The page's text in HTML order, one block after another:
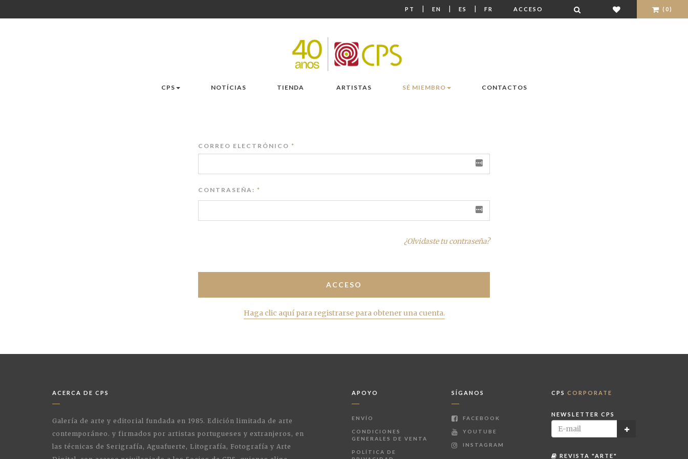
PT | EN | ES | FR ACCESO (0)
CPS NOTÍCIAS TIENDA ARTISTAS SÉ MIEMBRO CONTACTOS
CORREO ELECTRÓNICO *
CONTRASEÑA: *
¿Olvidaste tu contraseña?
Haga clic aquí para registrarse para obtener una cuenta.
ACERCA DE CPS
Galería de arte y editorial fundada en 1985. Edición limitada de arte
contemporáneo. y firmados por artistas portugueses y extranjeros, en
las técnicas de Serigrafía, Aguafuerte, Litografía, Fotografía y Arte
APOYO
ENVÍO
CONDICIONES
GENERALES DE VENTA
POLÍTICA DE
SÍGANOS
FACEBOOK
YOUTUBE
INSTAGRAM
CPS CORPORATE
NEWSLETTER CPS
REVISTA "ARTE"